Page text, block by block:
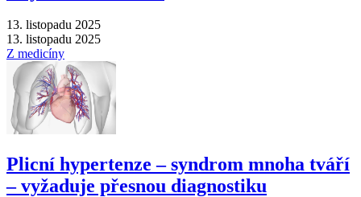
13. listopadu 2025
13. listopadu 2025
Z medicíny
Plicní hypertenze –⁠ syndrom mnoha tváří
–⁠ vyžaduje přesnou diagnostiku